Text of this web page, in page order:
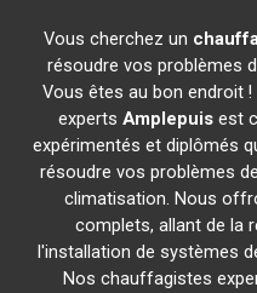
Vous cherchez un
résoudre vos problèmes
Vous êtes au bon endroit
expertsAmplepuis est
expérimentés et diplômés
résoudre vos problèmes
climatisation. Nous
complets, allant de la
l'installation de systèmes
Nos chauffagistes